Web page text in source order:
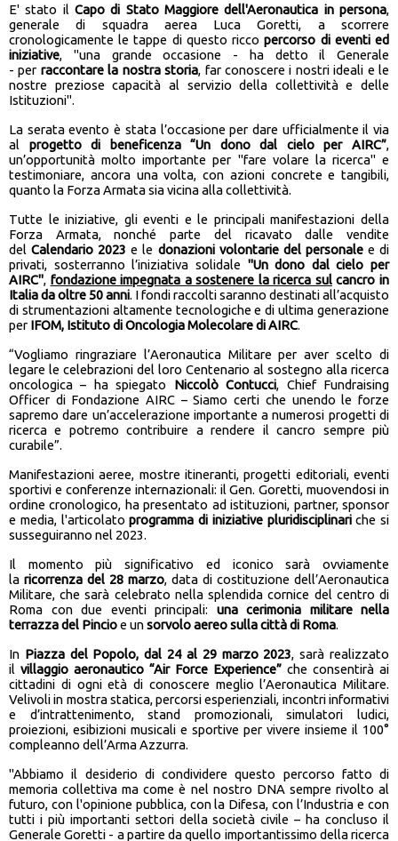
E' stato il Capo di Stato Maggiore dell'Aeronautica in persona,
generale di squadra aerea Luca Goretti, a scorrere
cronologicamente le tappe di questo riccopercorso di eventi ed
iniziative, "una grande occasione - ha detto il Generale
- per raccontare la nostra storia, far conoscere i nostri ideali e le
nostre preziose capacità al servizio della collettività e delle
Istituzioni".
La serata evento è stata l’occasione per dare ufficialmente il via
al progetto di beneficenza “Un dono dal cielo per AIRC”,
un’opportunità molto importante per "fare volare la ricerca" e
testimoniare, ancora una volta, con azioni concrete e tangibili,
quanto la Forza Armata sia vicina alla collettività.
Tutte le iniziative, gli eventi e le principali manifestazioni della
Forza Armata, nonché parte del ricavato dalle vendite
delCalendario 2023 e le donazioni volontarie del personale e di
privati, sosterranno l’iniziativa solidale "Un dono dal cielo per
AIRC", fondazione impegnata a sostenere la ricerca sulcancro in
Italia da oltre 50 anni. I fondi raccolti saranno destinati all’acquisto
di strumentazioni altamente tecnologiche e di ultima generazione
per IFOM, Istituto di Oncologia Molecolare di AIRC.
“Vogliamo ringraziare l’Aeronautica Militare per aver scelto di
legare le celebrazioni del loro Centenario al sostegno alla ricerca
oncologica – ha spiegato Niccolò Contucci, Chief Fundraising
Officer di Fondazione AIRC – Siamo certi che unendo le forze
sapremo dare un’accelerazione importante a numerosi progetti di
ricerca e potremo contribuire a rendere il cancro sempre più
curabile”.
Manifestazioni aeree, mostre itineranti, progetti editoriali, eventi
sportivi e conferenze internazionali: il Gen. Goretti, muovendosi in
ordine cronologico, ha presentato ad istituzioni, partner, sponsor
e media, l'articolatoprogramma di iniziative pluridisciplinariche si
susseguiranno nel 2023.
Il momento più significativo ed iconico sarà ovviamente
la ricorrenza del 28 marzo, data di costituzione dell’Aeronautica
Militare, che sarà celebrato nella splendida cornice del centro di
Roma con due eventi principali: una cerimonia militare nella
terrazza del Pincioe unsorvolo aereo sulla città di Roma.
In Piazza del Popolo, dal 24 al 29 marzo 2023, sarà realizzato
il villaggio aeronautico “Air Force Experience” che consentirà ai
cittadini di ogni età di conoscere meglio l’Aeronautica Militare.
Velivoli in mostra statica, percorsi esperienziali, incontri informativi
e d’intrattenimento, stand promozionali, simulatori ludici,
proiezioni, esibizioni musicali e sportive per vivere insieme il 100°
compleanno dell’Arma Azzurra.
"Abbiamo il desiderio di condividere questo percorso fatto di
memoria collettiva ma come è nel nostro DNA sempre rivolto al
futuro, con l'opinione pubblica, con la Difesa, con l’Industria e con
tutti i più importanti settori della società civile – ha concluso il
Generale Goretti - a partire da quello importantissimo della ricerca